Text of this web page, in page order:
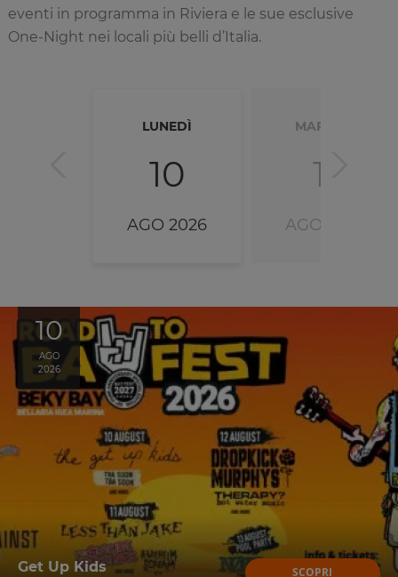
eventi in programma in Riviera e le sue esclusive
One-Night nei locali più belli d’Italia.
LUNEDÌ
10
AGO 2026
MARTEDÌ
11
AGO 2026
10
AGO
2026
Get Up Kids
SCOPRI